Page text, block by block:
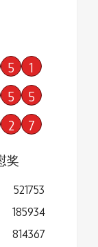
5 1
5 5
2 7
奖
521753
185934
814367